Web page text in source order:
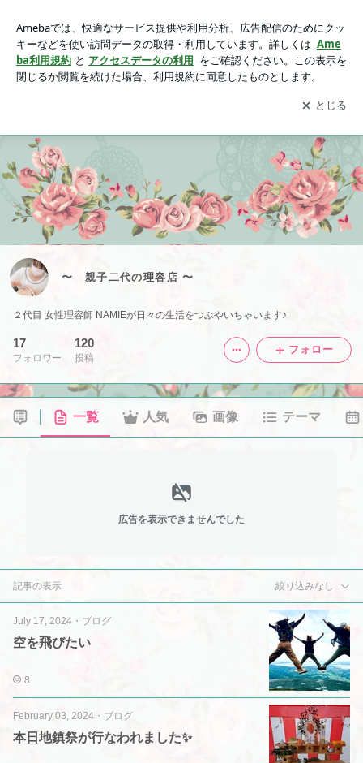
アプリをダウンロードして ブログの更新通知
を受け取りまし
ょう。
開く
〜 親子二代の理容店 〜
２代目 女性理容師 NAMIEが日々の生活をつぶやいちゃいます♪
17
フォロワー
120
投稿
フォロー
一覧 人気 画像 テーマ
広告を表示できませんでした
記事の表示 絞り込みなし
July 17, 2024 ・ ブログ
空を飛びたい
8
February 03, 2024 ・ ブログ
本日地鎮祭が行なわれました✨